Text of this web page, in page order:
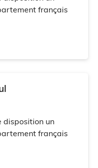
français
disposition un
français